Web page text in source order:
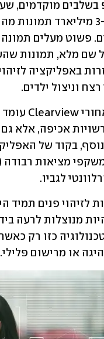
מוקדמים,
וניצול ילדים.
לגביו.
או מרישום פלילי.